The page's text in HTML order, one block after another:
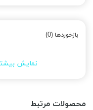
بازخوردها (0)
نمایش
محصولات مرتبط